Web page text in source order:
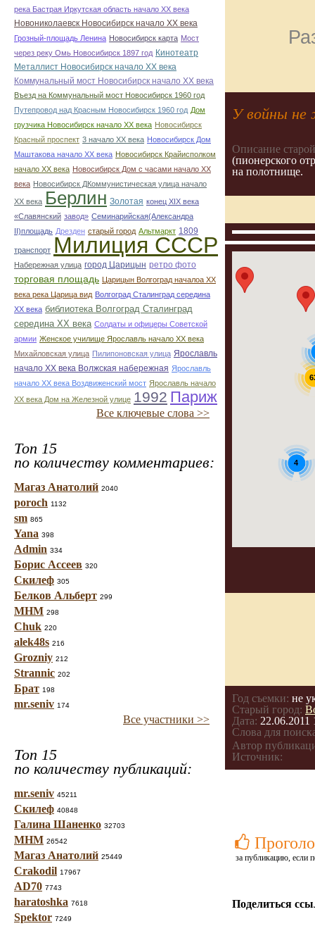
река Бастрая Иркутская область начало ХХ века
Новониколаевск Новосибирск начало ХХ века
Грозный-площадь Ленина Новосибирск карта Мост
через реку Омь Новосибирск 1897 год Кинотеатр
Металлист Новосибирск начало ХХ века
Коммунальный мост Новосибирск начало ХХ века
Въезд на Коммунальный мост Новосибирск 1960 год
Путепровод над Красным Новосибирск 1960 год Дом
грузчика Новосибирск начало ХХ века Новосибирск
Красный проспект 3 начало ХХ века Новосибирск Дом
Маштакова начало ХХ века Новосибирск Крайисполком
начало ХХ века Новосибирск Дом с часами начало ХХ
века Новосибирск ДКоммунистическая улица начало
ХХ века Берлин Золотая конец ХІХ века
«Славянский завод» Семинарийская(Александра
II)площадь Дрезден старый город Альтмаркт 1809
транспорт Милиция СССР
Набережная улица город Царицын ретро фото
торговая площадь Царицын Волгоград началоа ХХ
века река Царица вид Волгоград Сталинград середина
ХХ века библиотека Волгоград Сталинград
середина ХХ века Солдаты и офицеры Советской
армии Женское училище Ярославль начало ХХ века
Михайловская улица Пилипоновская улица Ярославль
начало ХХ века Волжская набережная Ярославль
начало ХХ века Воздвиженский мост Ярославль начало
ХХ века Дом на Железной улице 1992 Париж
Все ключевые слова >>
Топ 15
по количеству комментариев:
Магаз Анатолий 2040
poroch 1132
sm 865
Yana 398
Admin 334
Борис Ассеев 320
Скилеф 305
Белков Альберт 299
МНМ 298
Chuk 220
alek48s 216
Grozniy 212
Strannic 202
Брат 198
mr.seniv 174
Все участники >>
Топ 15
по количеству публикаций:
mr.seniv 45211
Скилеф 40848
Галина Шаненко 32703
МНМ 26542
Магаз Анатолий 25449
Crakodil 17967
AD70 7743
haratoshka 7618
Spektor 7249
У войны не
Описание
(пионерского
на полотнище.
4
Год съемки: не
Старый город:
Дата: 22.06.2011
Слова для
Автор
Источник:
за публикацию, если
Поделиться